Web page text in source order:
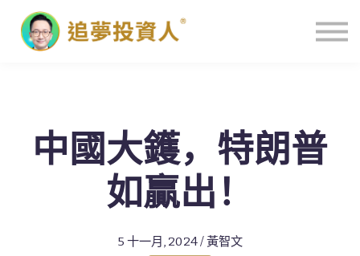
主頁
中國大鑊，特朗普
如贏出！
5 十一月, 2024 / 黃智文